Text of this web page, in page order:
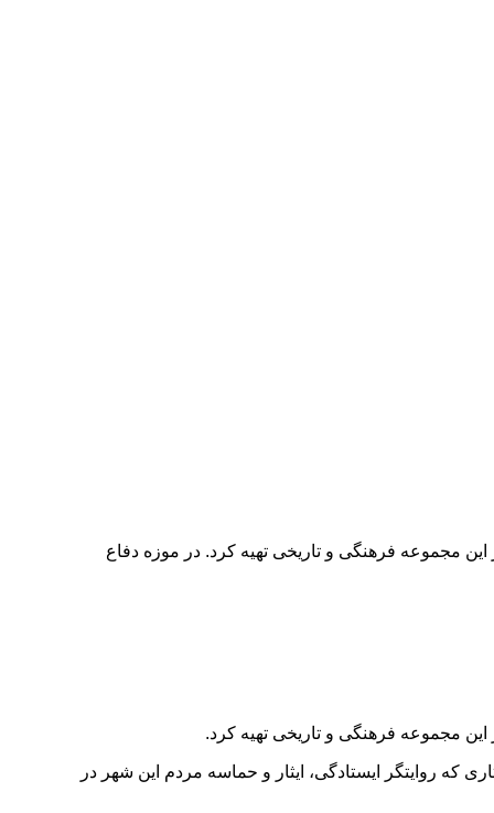
مجموعه فرهنگی و تاریخی تهیه کرد. در موزه دفاع
مجموعه فرهنگی و تاریخی تهیه کرد.
روایتگر ایستادگی، ایثار و حماسه مردم این شهر در